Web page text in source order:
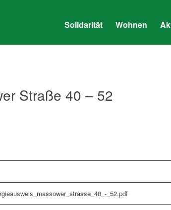
Solidarität Wohnen
Straße 40 – 52
_52.pdf